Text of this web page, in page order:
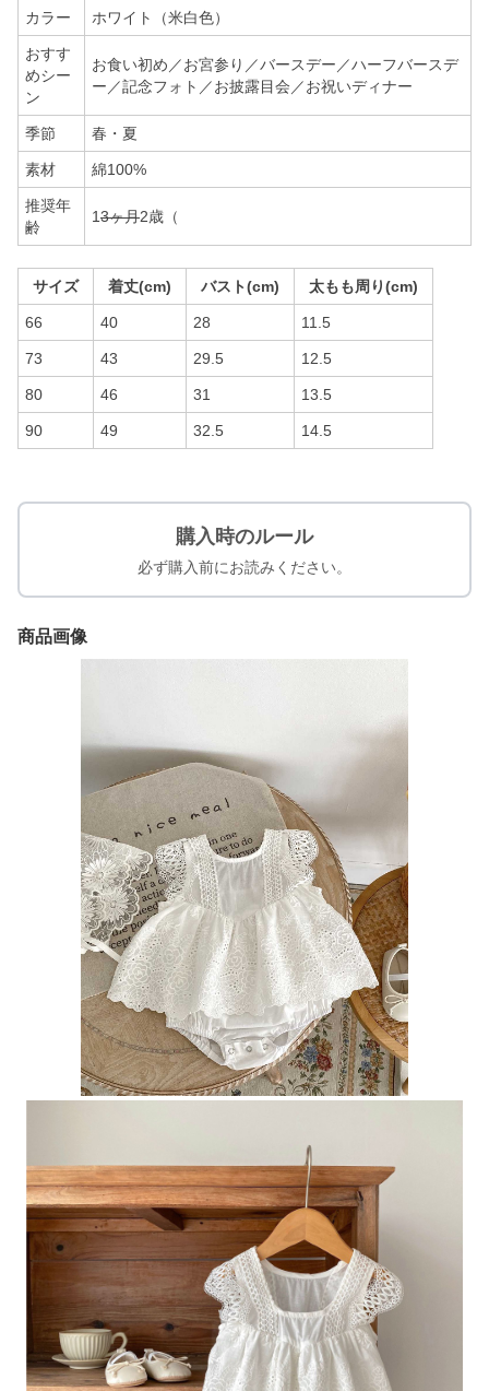
カラー ホワイト（米白色）
おすす
めシー
ン
お食い初め／お宮参り／バースデー／ハーフバースデ
ー／記念フォト／お披露目会／お祝いディナー
季節 春・夏
素材 綿100%
推奨年
齢
13ヶ月2歳（
サイズ 着丈(cm) バスト(cm) 太もも周り(cm)
66 40 28 11.5
73 43 29.5 12.5
80 46 31 13.5
90 49 32.5 14.5
購入時のルール
必ず購入前にお読みください。
商品画像